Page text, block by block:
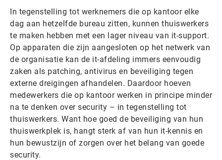
In tegenstelling tot werknemers die op kantoor elke
dag aan hetzelfde bureau zitten, kunnen thuiswerkers
te maken hebben met een lager niveau van it-support.
Op apparaten die zijn aangesloten op het netwerk van
de organisatie kan de it-afdeling immers eenvoudig
zaken als patching, antivirus en beveiliging tegen
externe dreigingen afhandelen. Daardoor hoeven
medewerkers die op kantoor werken in principe minder
na te denken over security – in tegenstelling tot
thuiswerkers. Want hoe goed de beveiliging van hun
thuiswerkplek is, hangt sterk af van hun it-kennis en
hun bewustzijn of zorgen over het belang van goede
security.